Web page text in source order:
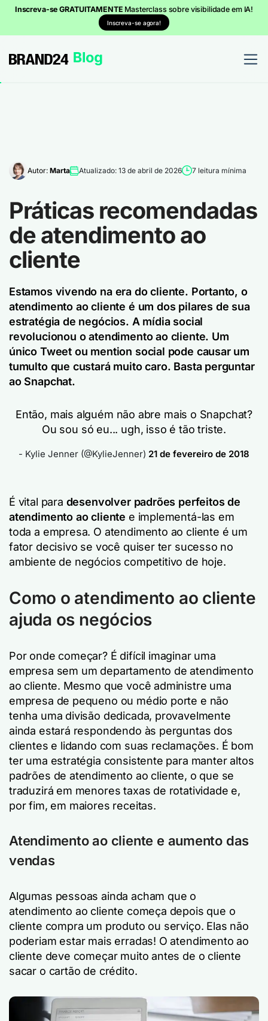
Inscreva-se GRATUITAMENTE Masterclass sobre visibilidade em IA!
Inscreva-se agora!
Autor: Marta Atualizado: 13 de abril de 2026 7 leitura mínima
Práticas recomendadas
de atendimento ao
cliente
Estamos vivendo na era do cliente. Portanto, o
atendimento ao cliente é um dos pilares de sua
estratégia de negócios. A mídia social
revolucionou o atendimento ao cliente. Um
único Tweet ou mention social pode causar um
tumulto que custará muito caro. Basta perguntar
ao Snapchat.
Então, mais alguém não abre mais o Snapchat?
Ou sou só eu... ugh, isso é tão triste.
- Kylie Jenner (@KylieJenner) 21 de fevereiro de 2018
É vital para desenvolver padrões perfeitos de
atendimento ao cliente e implementá-las em
toda a empresa. O atendimento ao cliente é um
fator decisivo se você quiser ter sucesso no
ambiente de negócios competitivo de hoje.
Como o atendimento ao cliente
ajuda os negócios
Por onde começar? É difícil imaginar uma
empresa sem um departamento de atendimento
ao cliente. Mesmo que você administre uma
empresa de pequeno ou médio porte e não
tenha uma divisão dedicada, provavelmente
ainda estará respondendo às perguntas dos
clientes e lidando com suas reclamações. É bom
ter uma estratégia consistente para manter altos
padrões de atendimento ao cliente, o que se
traduzirá em menores taxas de rotatividade e,
por fim, em maiores receitas.
Atendimento ao cliente e aumento das
vendas
Algumas pessoas ainda acham que o
atendimento ao cliente começa depois que o
cliente compra um produto ou serviço. Elas não
poderiam estar mais erradas! O atendimento ao
cliente deve começar muito antes de o cliente
sacar o cartão de crédito.